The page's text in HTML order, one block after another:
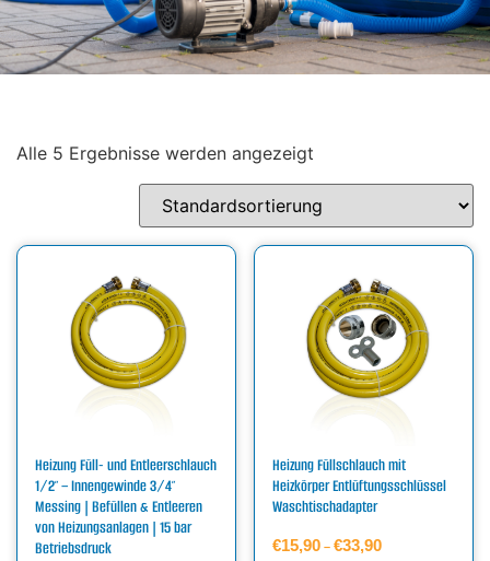
Alle 5 Ergebnisse werden angezeigt
Heizung Füll- und Entleerschlauch
1/2″ – Innengewinde 3/4″
Messing | Befüllen & Entleeren
von Heizungsanlagen | 15 bar
Betriebsdruck
Heizung Füllschlauch mit
Heizkörper Entlüftungsschlüssel
Waschtischadapter
€15,90 – €33,90